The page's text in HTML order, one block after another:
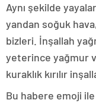
Aynı şekilde
yandan soğuk
bizleri. İnşallah
yeterince yağmur
kuraklık kırılır
Bu habere emoji